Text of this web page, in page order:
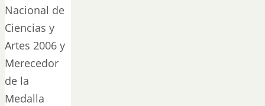
Nacional de
Ciencias y
Artes 2006 y
Merecedor
de la
Medalla